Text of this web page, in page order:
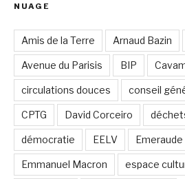
NUAGE
Amis de la Terre Arnaud Bazin
Avenue du Parisis BIP
circulations douces conseil
CPTG David Corceiro
démocratie EELV Emeraude
Emmanuel Macron espace